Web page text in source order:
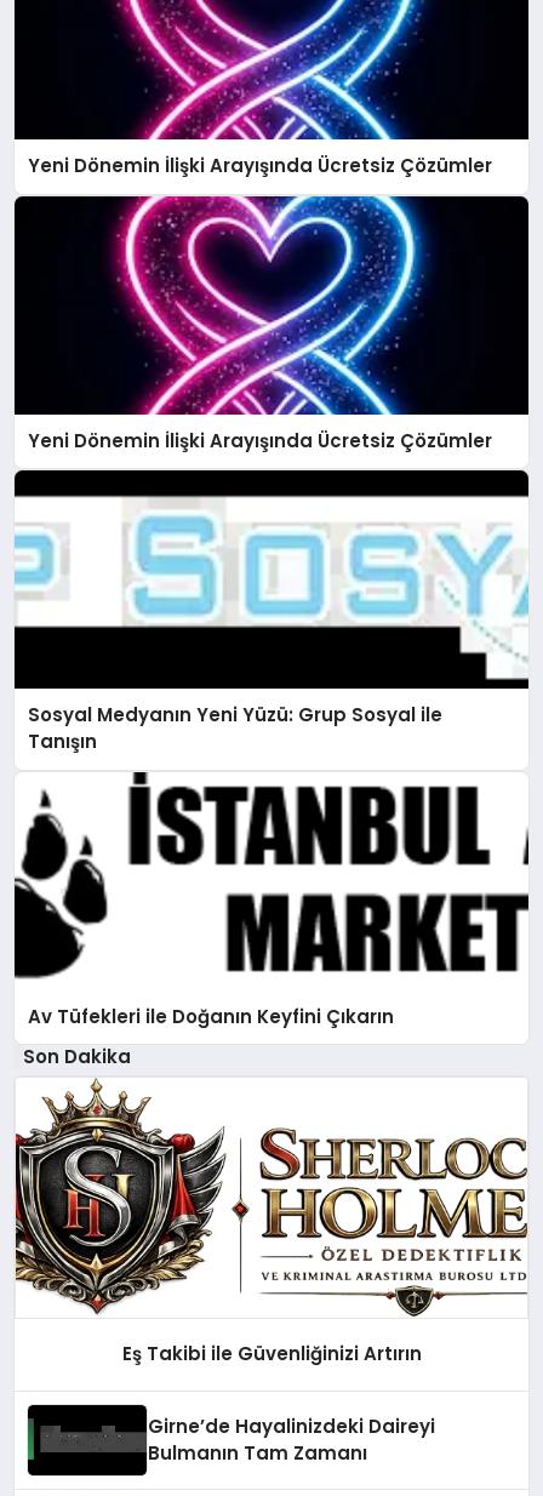
Yeni Dönemin İlişki Arayışında Ücretsiz Çözümler
Yeni Dönemin İlişki Arayışında Ücretsiz Çözümler
Sosyal Medyanın Yeni Yüzü: Grup Sosyal ile
Tanışın
Av Tüfekleri ile Doğanın Keyfini Çıkarın
Son Dakika
Eş Takibi ile Güvenliğinizi Artırın
Girne’de Hayalinizdeki Daireyi
Bulmanın Tam Zamanı